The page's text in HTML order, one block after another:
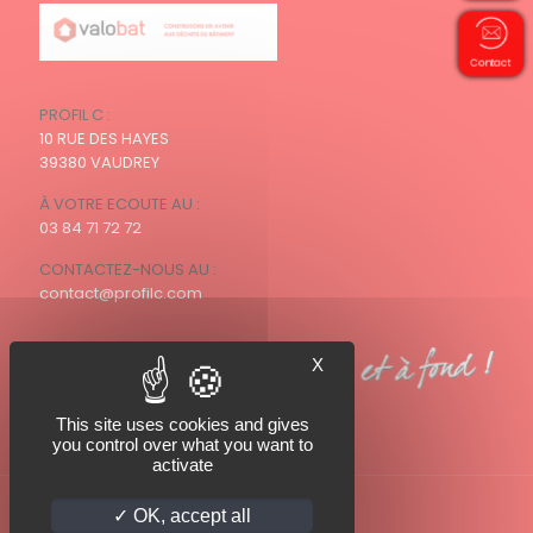
PROFIL C :
10 RUE DES HAYES
39380 VAUDREY
À VOTRE ECOUTE AU :
03 84 71 72 72
CONTACTEZ-NOUS AU :
contact@profilc.com
Contact
X
This site uses cookies and gives
you control over what you want to
activate
OK, accept all